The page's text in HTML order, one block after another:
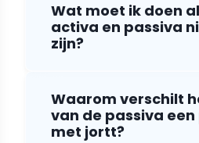
Wat moet ik doen
activa en passiva
zijn?
Waarom verschilt
van de passiva
met jortt?